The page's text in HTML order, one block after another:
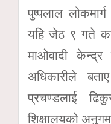
पुष्पलाल
यहि जेठ ९ गते
माओवादी केन्द्र
अधिकारीले
प्रचण्डलाई
शिक्षालयको